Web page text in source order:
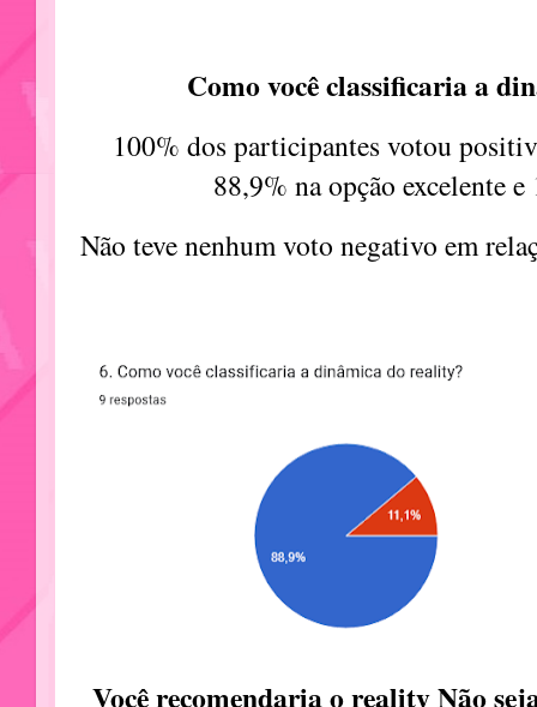
Como você classificaria a
100% dos participantes votou
88,9% na opção excelente
Não teve nenhum voto negativo em
Você recomendaria o reality Não